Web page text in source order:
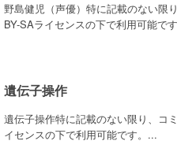
野島健児（声優）特に記載のない限
BY-SAライセンスの下で利用可能で
遺伝子操作
遺伝子操作特に記載のない限り、コ
イセンスの下で利用可能です。...